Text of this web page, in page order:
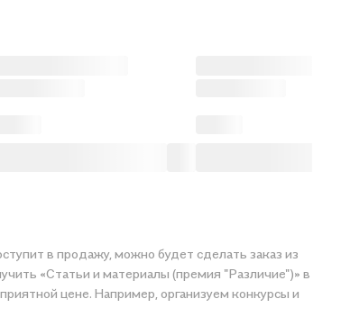
в продажу, можно будет сделать заказ из
«Статьи и материалы (премия "Различие")» в
цене. Например, организуем конкурсы и